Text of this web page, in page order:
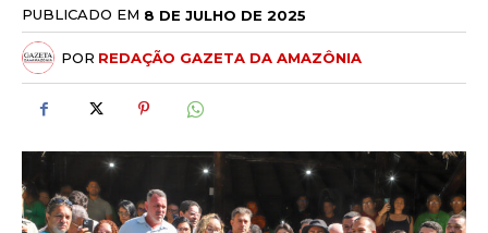
PUBLICADO EM 8 DE JULHO DE 2025
POR REDAÇÃO GAZETA DA AMAZÔNIA